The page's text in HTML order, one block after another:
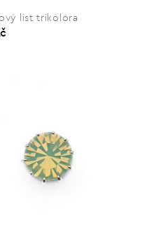
list trikolora